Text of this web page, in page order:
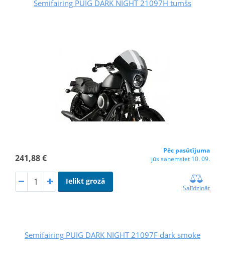
Semifairing PUIG DARK NIGHT 21097H tumšs
241,88 €
Pēc pasūtījuma
jūs saņemsiet 10. 09.
Ielikt grozā
Salīdzināt
Semifairing PUIG DARK NIGHT 21097F dark smoke